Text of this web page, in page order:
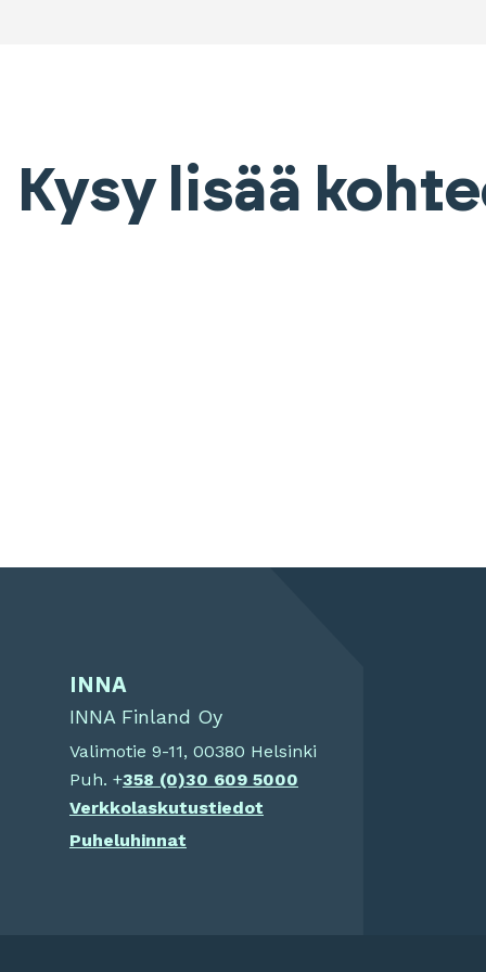
Kysy lisää
INNA
INNA Finland Oy
Valimotie 9-11, 00380 Helsinki
Puh. +358 (0)30 609 5000
Verkkolaskutustiedot
Puheluhinnat